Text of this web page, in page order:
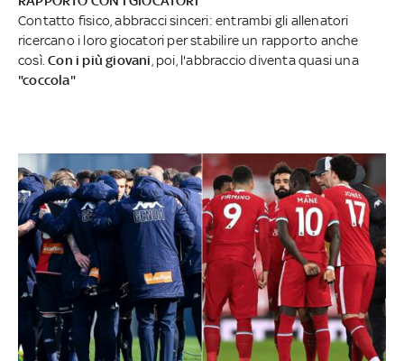
Contatto fisico, abbracci sinceri: entrambi gli allenatori
ricercano i loro giocatori per stabilire un rapporto anche
così. Con i più giovani , poi, l'abbraccio diventa quasi una
"coccola"